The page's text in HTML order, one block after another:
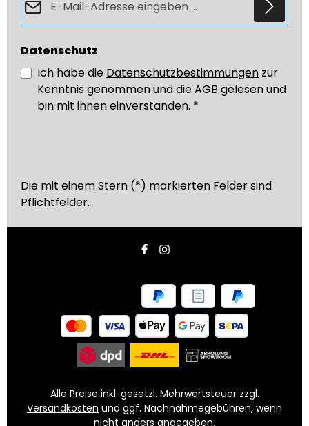
Datenschutz
Ich habe die Datenschutzbestimmungen zur
Kenntnis genommen und dieAGB gelesen und
bin mit ihnen einverstanden. *
Die mit einem Stern (*) markierten Felder sind
Pflichtfelder.
Alle Preise inkl. gesetzl. Mehrwertsteuer zzgl.
Versandkosten und ggf. Nachnahmegebühren, wenn
nicht anders angegeben.